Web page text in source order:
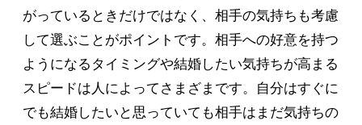
がっているときだけではなく、相手の気持ちも考慮
して選ぶことがポイントです。相手への好意を持つ
ようになるタイミングや結婚したい気持ちが高まる
スピードは人によってさまざまです。自分はすぐに
でも結婚したいと思っていても相手はまだ気持ちの